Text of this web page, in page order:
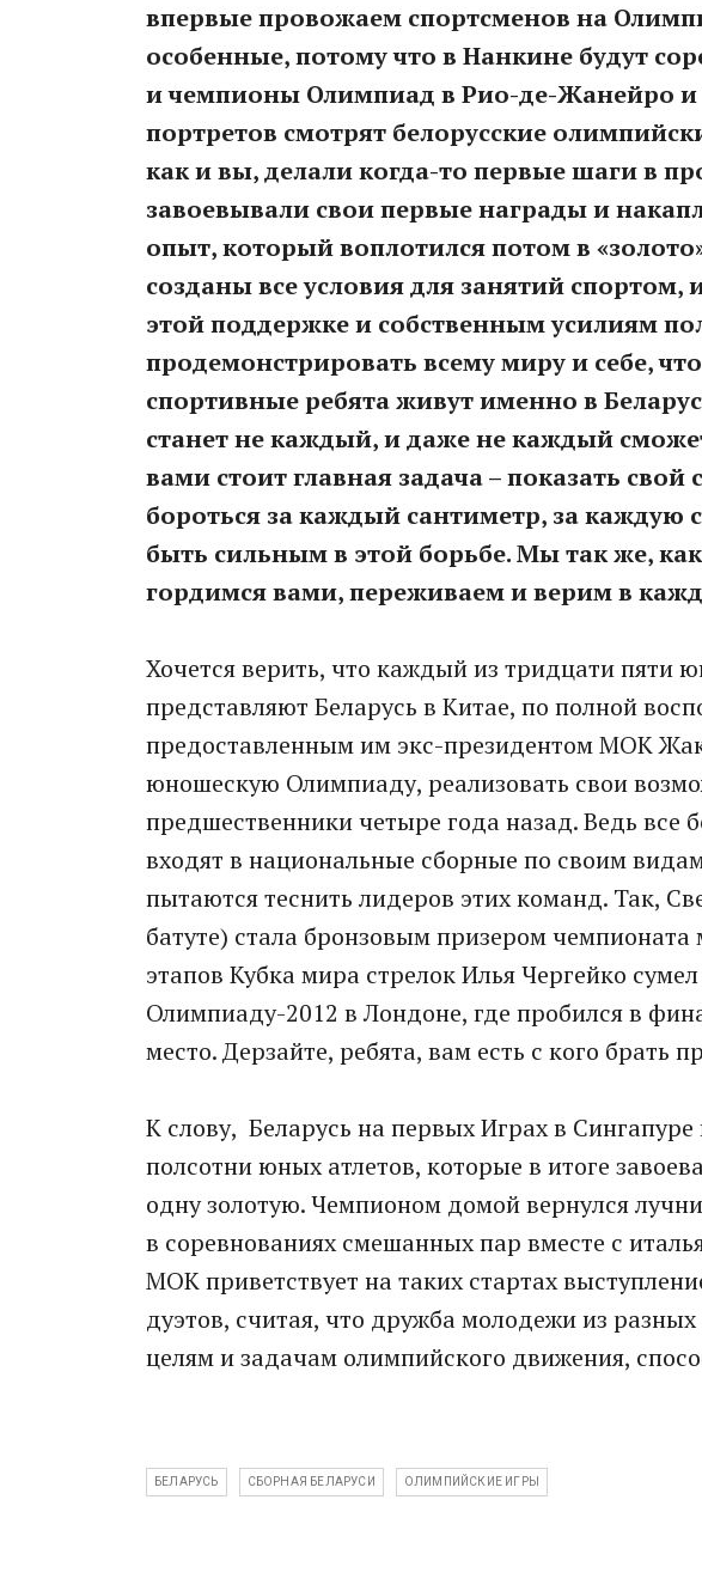
впервые провожаем спортсменов на
особенные, потому что в Нанкине будут
и чемпионы Олимпиад в Рио-де-Жанейро и
портретов смотрят белорусские
как и вы, делали когда-то первые шаги в
завоевывали свои первые награды и
опыт, который воплотился потом в
созданы все условия для занятий спортом,
этой поддержке и собственным усилиям
продемонстрировать всему миру и себе,
спортивные ребята живут именно в
станет не каждый, и даже не каждый
вами стоит главная задача – показать
бороться за каждый сантиметр, за каждую
быть сильным в этой борьбе. Мы так же,
гордимся вами, переживаем и верим в
Хочется верить, что каждый из тридцати пяти
представляют Беларусь в Китае, по полной
предоставленным им экс-президентом МОК
юношескую Олимпиаду, реализовать свои
предшественники четыре года назад. Ведь все
входят в национальные сборные по своим
пытаются теснить лидеров этих команд. Так,
батуте) стала бронзовым призером
этапов Кубка мира стрелок Илья Чергейко
Олимпиаду-2012 в Лондоне, где пробился в
место. Дерзайте, ребята, вам есть с кого брать
К слову, Беларусь на первых Играх в Сингапуре
полсотни юных атлетов, которые в итоге
одну золотую. Чемпионом домой вернулся
в соревнованиях смешанных пар вместе с
МОК приветствует на таких стартах
дуэтов, считая, что дружба молодежи из
целям и задачам олимпийского движения,
БЕЛАРУСЬ СБОРНАЯ БЕЛАРУСИ ОЛИМПИЙСКИЕ ИГРЫ